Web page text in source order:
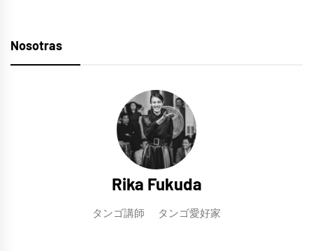
Nosotras
Rika Fukuda
タンゴ講師 タンゴ愛好家